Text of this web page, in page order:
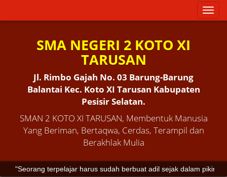
Toggle
SMA NEGERI 2 KOTO XI
TARUSAN
Jl. Rimbo Gajah No. 03 Barung-Barung
Balantai Kec. Koto XI Tarusan Kabupaten
Pesisir Selatan.
SMAN 2 KOTO XI TARUSAN, Membentuk Manusia
Yang Beriman, Bertaqwa, Cerdas, Terampil dan
Berakhlak Mulia
"Seorang terpelajar harus sudah berbuat adil sejak dalam